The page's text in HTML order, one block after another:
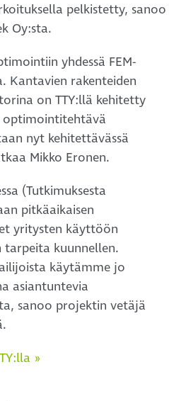
pelkistetty, sanoo
Oy:sta.
yhdessä FEM-
Kantavien rakenteiden
on TTY:llä kehitetty
optimointitehtävä
nyt kehitettävässä
Mikko Eronen.
(Tutkimuksesta
pitkäaikaisen
yritysten käyttöön
tarpeita kuunnellen.
käytämme jo
asiantuntevia
sanoo projektin vetäjä
»